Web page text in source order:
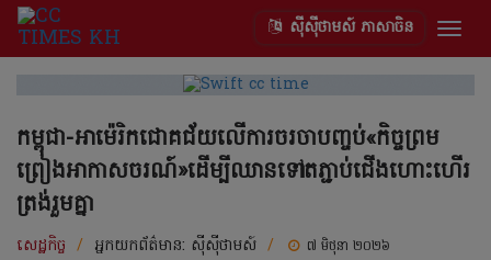
ស៊ីស៊ីថាមស៍ ភាសាចិន
កម្ពុជា-អាម៉េរិកជោគជ័យលើការចរចាបញ្ចប់«កិច្ចព្រម
ព្រៀងអាកាសចរណ៍»ដើម្បីឈានទៅតភ្ជាប់ជើងហោះហើរ
ត្រង់រួមគ្នា
សេដ្ឋកិច្ច / អ្នកយកព័ត៌មាន: ស៊ីស៊ីថាមស៍ / ៧ មិថុនា ២០២៦